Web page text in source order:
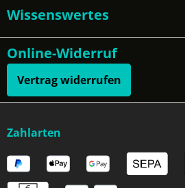
Wissenswertes
Online-Widerruf
Vertrag widerrufen
Zahlarten